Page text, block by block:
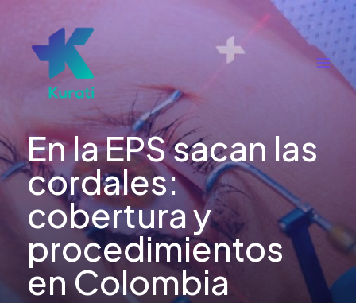
contenido
Main
En la EPS sacan las
cordales:
cobertura y
procedimientos
en Colombia